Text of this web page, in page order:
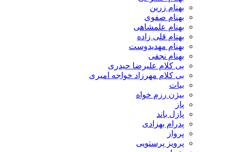
بهنام زرین
بهنام صفوی
بهنام علمشاهی
بهنام قلی زاده
بهنام مهدیدوست
بهنام نجفی
بی کلام علیرضا حیدری
بی کلام مهرزاد خواجه امیری
بیات
بیژن رزم خواه
پاز
پازل باند
پدرام بهزادی
پرواز
پرویز پرستویی